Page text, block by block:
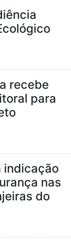
recebe
para
indicação
nas
do